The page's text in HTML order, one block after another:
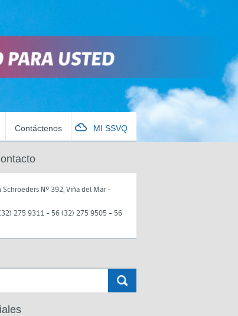
Contáctenos MI SSVQ
Schroeders N° 392, Viña del Mar -
275 9311 - 56 (32) 275 9505 - 56